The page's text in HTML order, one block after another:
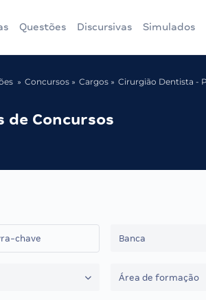
Questões Discursivas Simulados
Concursos Cargos Cirurgião Dentista -
de Concursos
Banca
Área de formação